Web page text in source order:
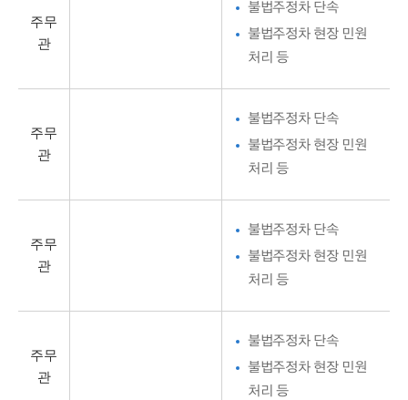
주무
관
불법주정차 단속
불법주정차 현장 민원
처리 등
주무
관
불법주정차 단속
불법주정차 현장 민원
처리 등
주무
관
불법주정차 단속
불법주정차 현장 민원
처리 등
주무
관
불법주정차 단속
불법주정차 현장 민원
처리 등